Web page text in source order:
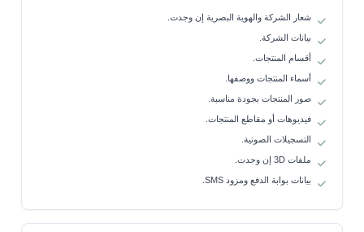
شعار الشركة والهوية البصرية إن وجدت.
بيانات الشركة.
أقسام المنتجات.
أسماء المنتجات ووصفها.
صور المنتجات بجودة مناسبة.
فيديوهات أو مقاطع المنتجات.
التسجيلات الصوتية.
ملفات 3D إن وجدت.
بيانات بوابة الدفع ومزود SMS.